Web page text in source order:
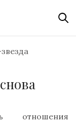
отношения